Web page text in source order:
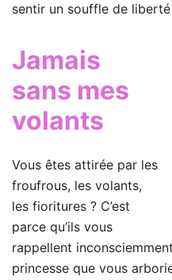
sentir un souffle de
Jamais
sans mes
volants
Vous êtes attirée par les
froufrous, les volants,
les fioritures ? C’est
parce qu’ils vous
rappellent
princesse que vous